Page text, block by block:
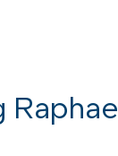
Raphael